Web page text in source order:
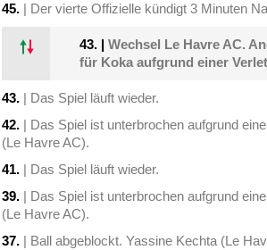
45. | Der vierte Offizielle kündigt 3 Minuten
43. |Wechsel Le Havre AC.
für Koka aufgrund einer
43. | Das Spiel läuft wieder.
42. | Das Spiel ist unterbrochen aufgrund
(Le Havre AC).
41. | Das Spiel läuft wieder.
39. | Das Spiel ist unterbrochen aufgrund
(Le Havre AC).
37. | Ball abgeblockt. Yassine Kechta (Le